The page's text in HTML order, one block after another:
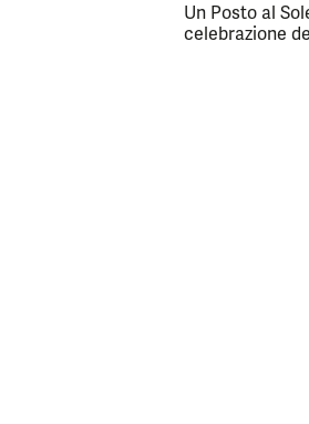
Un Posto al
celebrazione